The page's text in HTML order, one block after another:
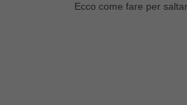
Ecco come fare per